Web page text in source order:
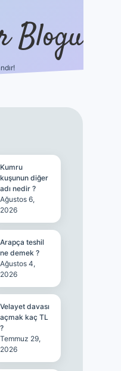
Blogu
Kumru
kuşunun diğer
adı nedir ?
Ağustos 6,
2026
Arapça teshil
ne demek ?
Ağustos 4,
2026
Velayet davası
açmak kaç TL
?
Temmuz 29,
2026